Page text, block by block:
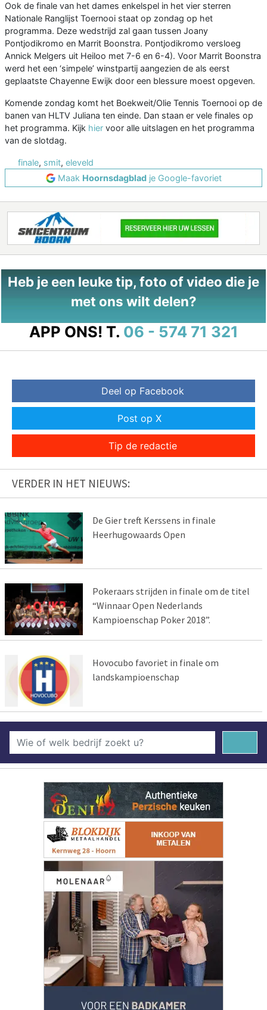
Ook de finale van het dames enkelspel in het vier sterren
Nationale Ranglijst Toernooi staat op zondag op het
programma. Deze wedstrijd zal gaan tussen Joany
Pontjodikromo en Marrit Boonstra. Pontjodikromo versloeg
Annick Melgers uit Heiloo met 7-6 en 6-4). Voor Marrit Boonstra
werd het een ‘simpele’ winstpartij aangezien de als eerst
geplaatste Chayenne Ewijk door een blessure moest opgeven.
Komende zondag komt het Boekweit/Olie Tennis Toernooi op de
banen van HLTV Juliana ten einde. Dan staan er vele finales op
het programma. Kijk hier voor alle uitslagen en het programma
van de slotdag.
finale, smit, eleveld
Maak Hoornsdagbladje Google-favoriet
Heb je een leuke tip, foto of video die je
met ons wilt delen?
APP ONS! T. 06 - 574 71 321
Deel op Facebook
Post op X
Tip de redactie
VERDER IN HET NIEUWS:
De Gier treft Kerssens in finale
Heerhugowaards Open
Pokeraars strijden in finale om de titel
“Winnaar Open Nederlands
Kampioenschap Poker 2018”.
Hovocubo favoriet in finale om
landskampioenschap